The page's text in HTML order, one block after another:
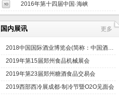
2016年第十四届中国·海峡
国内展讯 更多
2018中国国际酒业博览会(简称：中国酒博会)
2019年第15届郑州食品机械展会
2019年第23届郑州糖酒食品交易会
2019西部西冷展成都-制冷节暨O2O见面会